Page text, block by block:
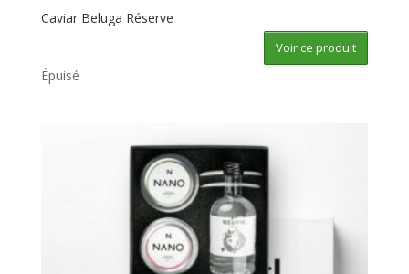
Caviar Beluga Réserve
Voir ce produit
Épuisé